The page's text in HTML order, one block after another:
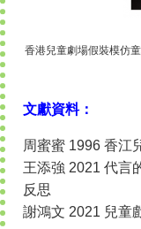
香港兒童劇場假裝模仿
文獻資料：
周蜜蜜 1996 香江
王添強 2021 代言
反思
謝鴻文 2021 兒童